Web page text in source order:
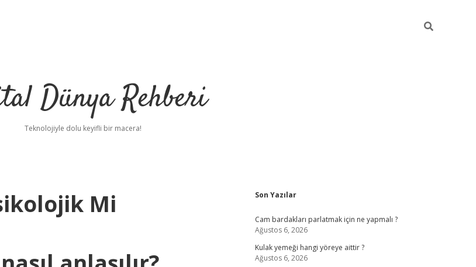
Dünya Rehberi
Teknolojiyle dolu keyifli bir macera!
Mi Sidebar
Son Yazılar
Cam bardakları parlatmak için ne yapmalı ?
Ağustos 6, 2026
Kulak yemeği hangi yöreye aittir ?
Ağustos 6, 2026